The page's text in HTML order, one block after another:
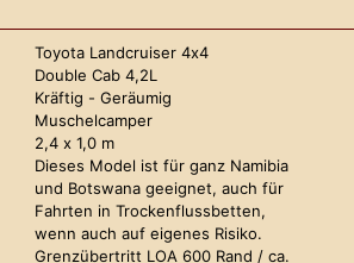
Toyota Landcruiser 4x4
Double Cab 4,2L
Kräftig - Geräumig
Muschelcamper
2,4 x 1,0 m
Dieses Model ist für ganz Namibia
und Botswana geeignet, auch für
Fahrten in Trockenflussbetten,
wenn auch auf eigenes Risiko.
Grenzübertritt LOA 600 Rand / ca.